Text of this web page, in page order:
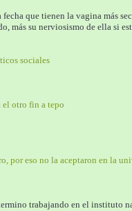
que tienen la vagina más
más su nerviosismo de ella si
sociales
el otro fin a tepo
por eso no la aceptaron en la
trabajando en el instituto